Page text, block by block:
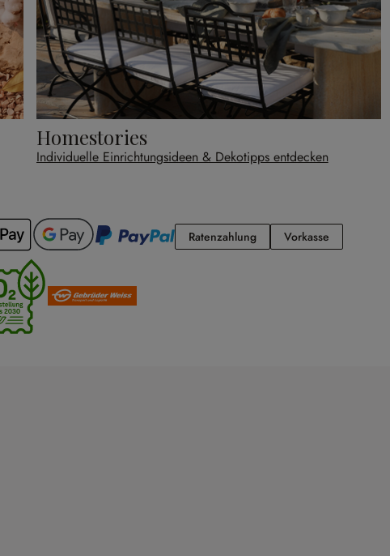
Homestories
Individuelle Einrichtungsideen & Dekotipps entdecken
RatenzahlungRatenzahlung
VorkasseVorkasse